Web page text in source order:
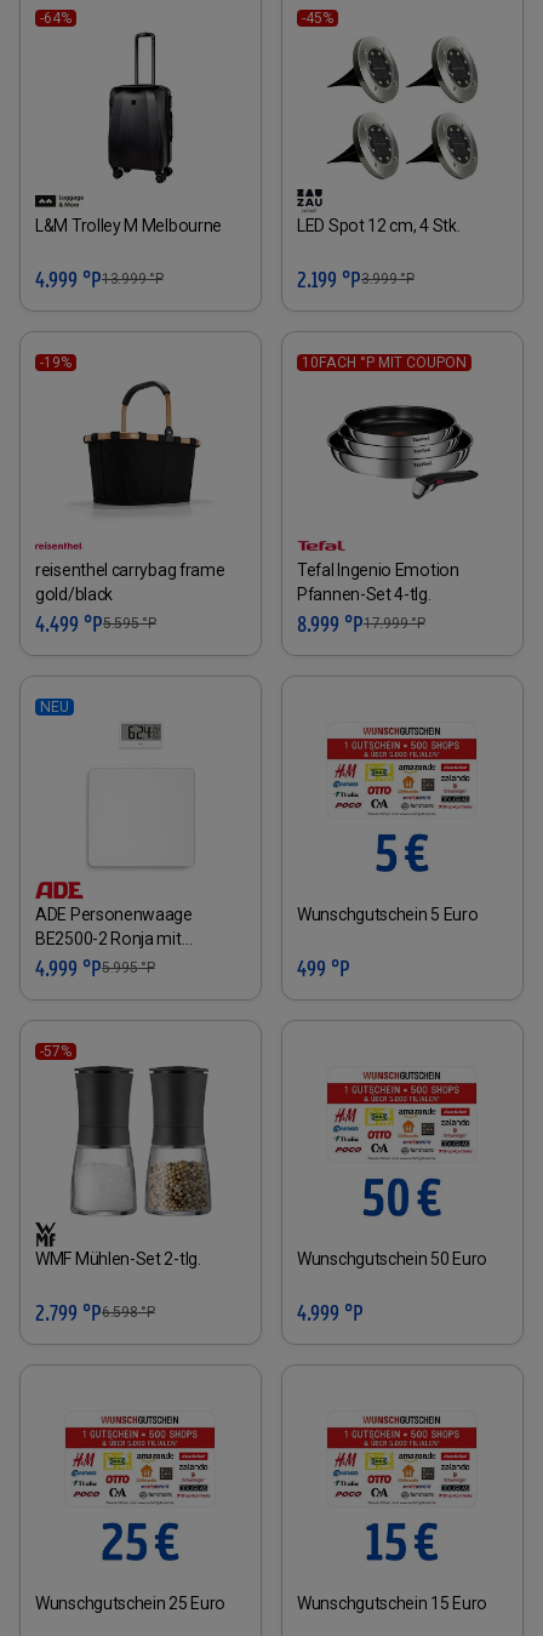
-64%
L&M Trolley M Melbourne
4.999 °P13.999°P
-45%
LED Spot 12 cm, 4 Stk.
2.199 °P3.999°P
-19%
reisenthel carrybag frame
gold/black
4.499 °P5.595°P
10FACH °P MIT COUPON
Tefal Ingenio Emotion
Pfannen-Set 4-tlg.
8.999 °P17.999°P
NEU
ADE Personenwaage
BE2500-2 Ronja mit
externem Display
4.999 °P5.995°P
Wunschgutschein 5 Euro
499 °P
-57%
WMF Mühlen-Set 2-tlg.
2.799 °P6.598°P
Wunschgutschein 50 Euro
4.999 °P
Wunschgutschein 25 Euro Wunschgutschein 15 Euro